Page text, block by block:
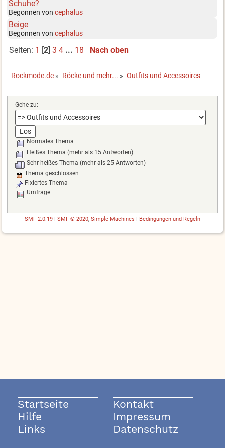
Schuhe?
Begonnen voncephalus
Beige
Begonnen voncephalus
Seiten: 1 [2] 3 4 ... 18 Nach oben
Rockmode.de » Röcke und mehr... » Outfits und Accessoires
Gehe zu:
Normales Thema
Heißes Thema (mehr als 15 Antworten)
Sehr heißes Thema (mehr als 25 Antworten)
Thema geschlossen
Fixiertes Thema
Umfrage
SMF 2.0.19 | SMF © 2020, Simple Machines | Bedingungen und Regeln
Startseite
Hilfe
Links
Kontakt
Impressum
Datenschutz